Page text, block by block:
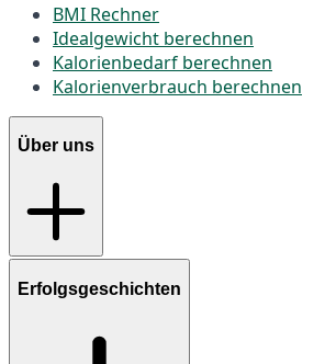
BMI Rechner
Idealgewicht berechnen
Kalorienbedarf berechnen
Kalorienverbrauch berechnen
Über uns
Erfolgsgeschichten